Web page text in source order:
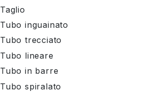
Taglio
Tubo inguainato
Tubo trecciato
Tubo lineare
Tubo in barre
Tubo spiralato